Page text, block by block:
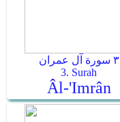
٣ سورة آل عمران
3. Surah
Âl-'Imrân